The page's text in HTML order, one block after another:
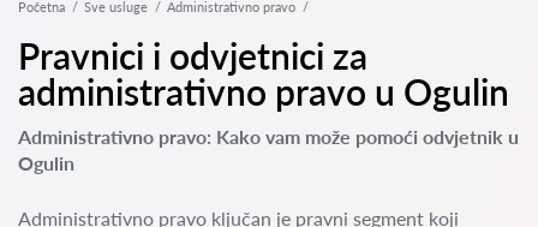
Početna Sve usluge Administrativno pravo
Pravnici i odvjetnici za
administrativno pravo u Ogulin
Administrativno pravo: Kako vam može pomoći odvjetnik u
Ogulin
Administrativno pravo ključan je pravni segment koji